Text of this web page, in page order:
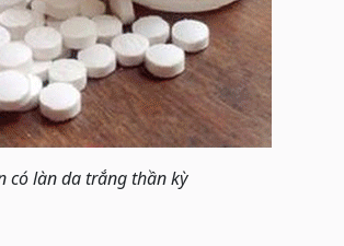
có làn da trắng thần kỳ